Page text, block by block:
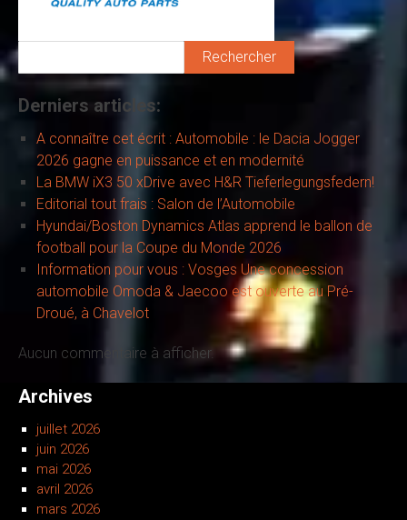
Rechercher
Derniers articles:
A connaître cet écrit : Automobile : le Dacia Jogger
2026 gagne en puissance et en modernité
La BMW iX3 50 xDrive avec H&R Tieferlegungsfedern!
Editorial tout frais : Salon de l’Automobile
Hyundai/Boston Dynamics Atlas apprend le ballon de
football pour la Coupe du Monde 2026
Information pour vous : Vosges Une concession
automobile Omoda & Jaecoo est ouverte au Pré-
Droué, à Chavelot
Aucun commentaire à afficher.
Archives
juillet 2026
juin 2026
mai 2026
avril 2026
mars 2026